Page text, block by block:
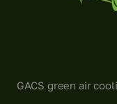
GACS green air